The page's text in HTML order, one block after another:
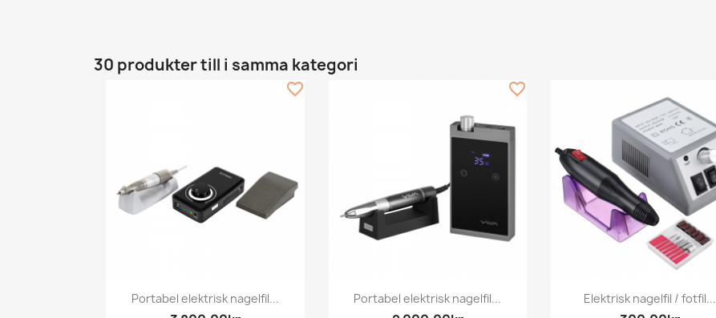
30 produkter till i samma kategori
Snabbvy
Portabel elektrisk nagelfil...
favorite_border
Snabbvy
Portabel elektrisk nagelfil...
favorite_border
Snabbvy
Elektrisk nagelfil / fotfil...